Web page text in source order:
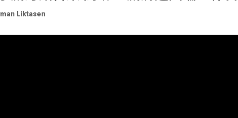
Liktasen